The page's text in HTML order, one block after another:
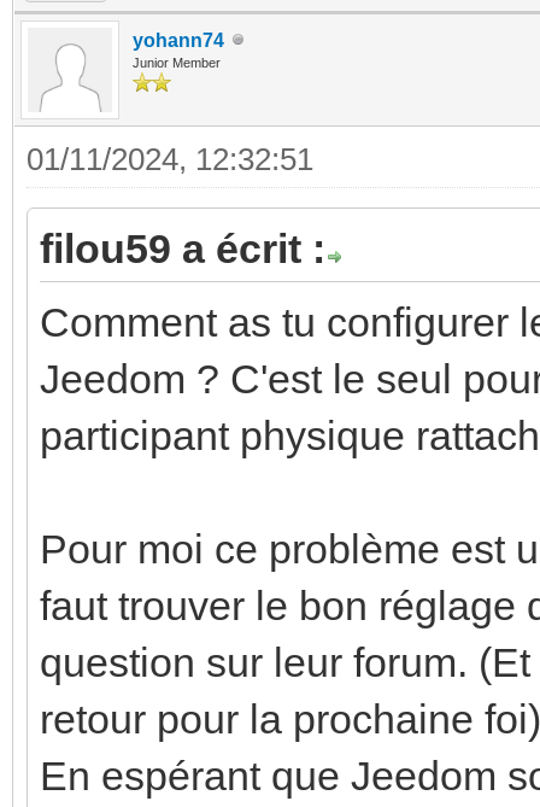
yohann74
Junior Member
01/11/2024, 12:32:51
filou59 a écrit :
Comment as tu configurer
Jeedom ? C'est le seul
participant physique
Pour moi ce problème est
faut trouver le bon réglage
question sur leur forum.
retour pour la prochaine
En espérant que Jeedom